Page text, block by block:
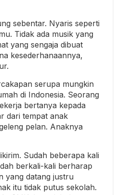
sebentar. Nyaris seperti
Tidak ada musik yang
yang sengaja dibuat
kesederhanaannya,
serupa mungkin
di Indonesia. Seorang
bertanya kepada
dari tempat anak
pelan. Anaknya
Sudah beberapa kali
berkali-kali berharap
yang datang justru
itu tidak putus sekolah.